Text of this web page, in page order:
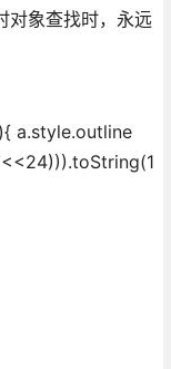
象查找时，永远
a.style.outline